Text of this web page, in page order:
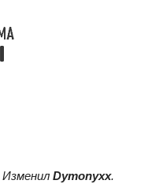
Изменил Dymonyxx.